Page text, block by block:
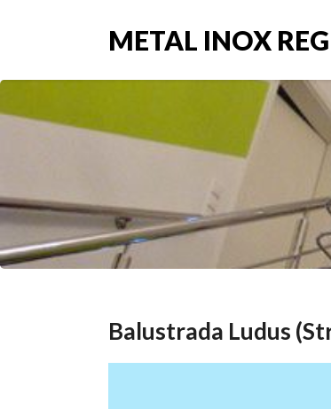
METAL INOX
Balustrada Ludus